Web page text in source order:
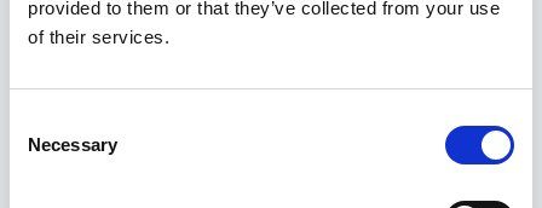
provided to them or that they’ve collected from your use
of their services.
Selection
Necessary